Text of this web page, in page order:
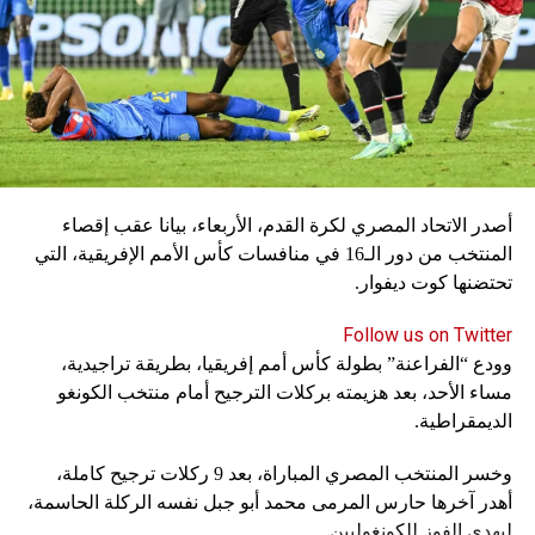
أصدر الاتحاد المصري لكرة القدم، الأربعاء، بيانا عقب إقصاء
المنتخب من دور الـ16 في منافسات كأس الأمم الإفريقية، التي
تحتضنها كوت ديفوار.
Follow us on Twitter
وودع “الفراعنة” بطولة كأس أمم إفريقيا، بطريقة تراجيدية،
مساء الأحد، بعد هزيمته بركلات الترجيح أمام منتخب الكونغو
الديمقراطية.
وخسر المنتخب المصري المباراة، بعد 9 ركلات ترجيح كاملة،
أهدر آخرها حارس المرمى محمد أبو جبل نفسه الركلة الحاسمة،